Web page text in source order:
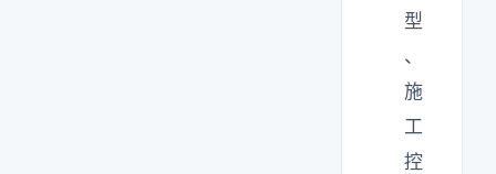
型
、
施
工
控